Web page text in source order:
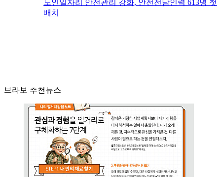
노인일자리 안전관리 강화, 안전전담인력 613명 첫
배치
브라보 추천뉴스